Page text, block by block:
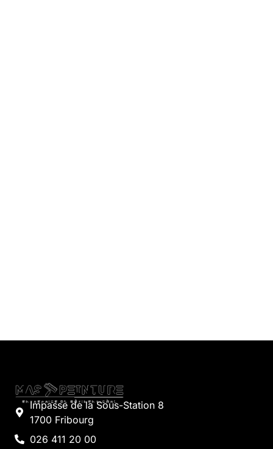
Impasse de la Sous-Station 8
1700 Fribourg
026 411 20 00